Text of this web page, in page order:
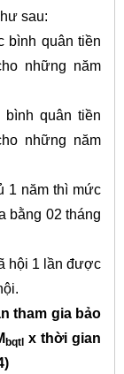
sau:
bình quân tiền
những năm
quân tiền
những năm
1 năm thì mức
bằng 02 tháng
hội 1 lần được
tham gia bảo
bqtlx thời gian